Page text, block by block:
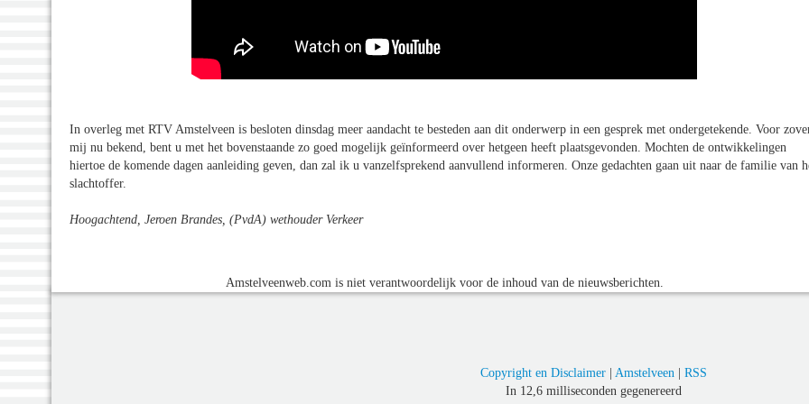
In overleg met RTV Amstelveen is besloten dinsdag meer aandacht te besteden aan dit onderwerp in een gesprek met ondergetekende. Voor
mij nu bekend, bent u met het bovenstaande zo goed mogelijk geïnformeerd over hetgeen heeft plaatsgevonden. Mochten de ontwikkelingen
hiertoe de komende dagen aanleiding geven, dan zal ik u vanzelfsprekend aanvullend informeren. Onze gedachten gaan uit naar de familie van
slachtoffer.
Hoogachtend, Jeroen Brandes, (PvdA) wethouder Verkeer
Amstelveenweb.com is niet verantwoordelijk voor de inhoud van de nieuwsberichten.
Copyright en Disclaimer| Amstelveen | RSS
In 12,6 milliseconden gegenereerd